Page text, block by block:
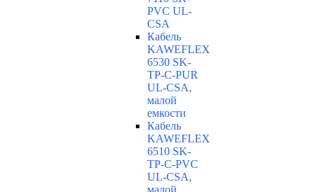
PVC UL-
CSA
Кабель
KAWEFLEX
6530 SK-
TP-C-PUR
UL-CSA,
малой
емкости
Кабель
KAWEFLEX
6510 SK-
TP-C-PVC
UL-CSA,